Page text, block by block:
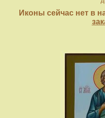
Иконы сейчас нет в